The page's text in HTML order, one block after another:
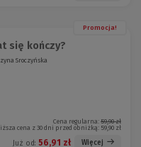
Promocja!
się kończy?
Sroczyńska
Cena regularna: 59,90 zł
cena z 30 dni przed obniżką: 59,90 zł
Już od: 56,91 zł Więcej